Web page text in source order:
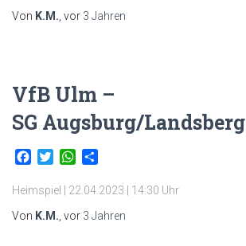
Von K.M. , vor 3 Jahren
VfB Ulm –
SG Augsburg/Landsberg
Facebook
TwitterWhatsApp
Heimspiel | 22.04.2023 | 14:30 Uhr
Von K.M. , vor 3 Jahren